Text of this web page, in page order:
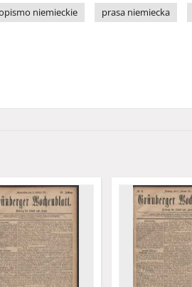
niemieckie prasa niemiecka